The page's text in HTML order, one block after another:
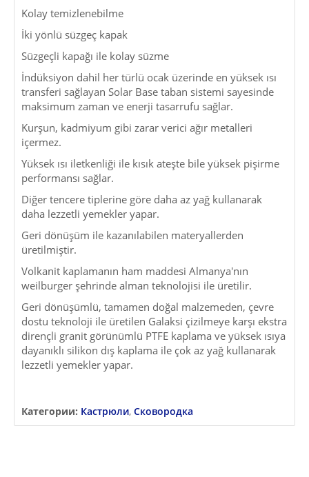
Kolay temizlenebilme
İki yönlü süzgeç kapak
Süzgeçli kapağı ile kolay süzme
İndüksiyon dahil her türlü ocak üzerinde en yüksek ısı
transferi sağlayan Solar Base taban sistemi sayesinde
maksimum zaman ve enerji tasarrufu sağlar.
Kurşun, kadmiyum gibi zarar verici ağır metalleri
içermez.
Yüksek ısı iletkenliği ile kısık ateşte bile yüksek pişirme
performansı sağlar.
Diğer tencere tiplerine göre daha az yağ kullanarak
daha lezzetli yemekler yapar.
Geri dönüşüm ile kazanılabilen materyallerden
üretilmiştir.
Volkanit kaplamanın ham maddesi Almanya'nın
weilburger şehrinde alman teknolojisi ile üretilir.
Geri dönüşümlü, tamamen doğal malzemeden, çevre
dostu teknoloji ile üretilen Galaksi çizilmeye karşı ekstra
dirençli granit görünümlü PTFE kaplama ve yüksek ısıya
dayanıklı silikon dış kaplama ile çok az yağ kullanarak
lezzetli yemekler yapar.
Категории: Кастрюли, Сковородка